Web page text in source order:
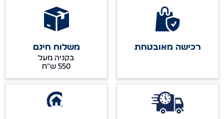
רכישה מאובטחת משלוח חינם
בקניה מעל